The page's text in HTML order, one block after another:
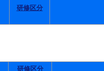
研修区分
研修区分